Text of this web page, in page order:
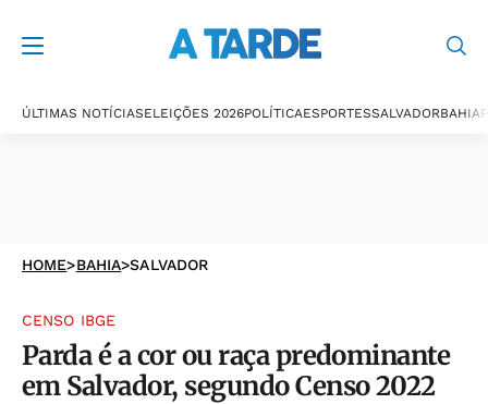
ÚLTIMAS NOTÍCIASELEIÇÕES 2026POLÍTICAESPORTESSALVADORBAHIA
HOME>BAHIA>SALVADOR
CENSO IBGE
Parda é a cor ou raça predominante
em Salvador, segundo Censo 2022